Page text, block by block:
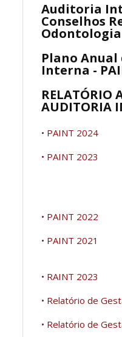
Auditoria
Conselhos
Odontologia
Plano
Interna -
RELATÓRIO
AUDITORIA
• PAINT 2024
• PAINT 2023
• PAINT 2022
• PAINT 2021
• RAINT 2023
• Relatório de
• Relatório de